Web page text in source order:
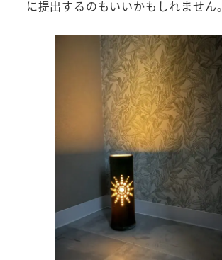
に提出するのもいいかもしれません。